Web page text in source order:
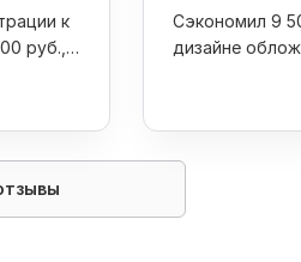
к
руб.,
Сэкономил 9
дизайне